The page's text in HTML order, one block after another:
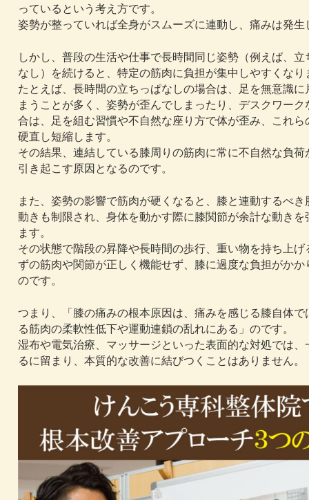
っているという考え方です。
姿勢が整っていれば全身がスムーズに連動し、痛みは発生
しかし、普段の生活や仕事で長時間同じ姿勢（例えば、
なし）を続けると、特定の筋肉に負担が集中しやすくなり
たとえば、長時間の立ちっぱなしの場合は、足を無意識
まうことが多く、姿勢が歪んでしまったり、デスクワー
合は、足を組む習慣や不自然な座り方で体が歪み、これ
硬直し短縮します。
その結果、連結している膝周りの筋肉に常に不自然な負
引き起こす原因となるのです。
また、姿勢の影響で筋肉が硬くなると、膝と連動するべ
動きも制限され、身体を動かす際に膝関節が余計な動き
ます。
その状態で階段の昇降や長時間の歩行、重い物を持ち上
ずの筋肉や関節が正しく機能せず、膝に過度な負担がか
のです。
つまり、「膝の痛みの根本原因は、痛みを感じる膝自体
る筋肉の柔軟性低下や運動連鎖の乱れにある」のです。
湿布や電気治療、マッサージといった表面的な対処では
るに留まり、本質的な改善に結びつくことはありません。